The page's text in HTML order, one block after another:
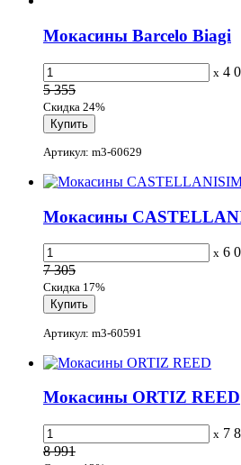
Мокасины Barcelo Biagi
x 4
5 355
Скидка 24%
Артикул: m3-60629
Мокасины
x 6
7 305
Скидка 17%
Артикул: m3-60591
Мокасины ORTIZ REED
x 7
8 991